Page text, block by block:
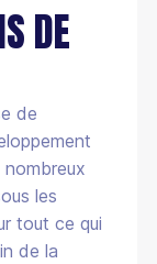
DE
de
les
tout ce qui
de la